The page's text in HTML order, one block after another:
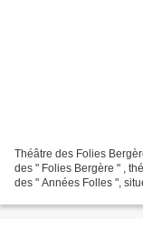
Théâtre des Folies
des " Folies Bergère " ,
des " Années Folles ",